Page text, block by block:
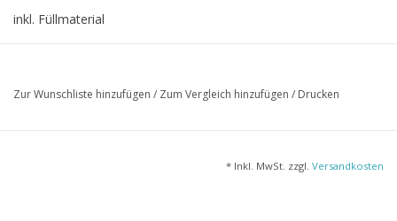
inkl. Füllmaterial
Zur Wunschliste hinzufügen / Zum Vergleich hinzufügen / Drucken
* Inkl. MwSt. zzgl. Versandkosten